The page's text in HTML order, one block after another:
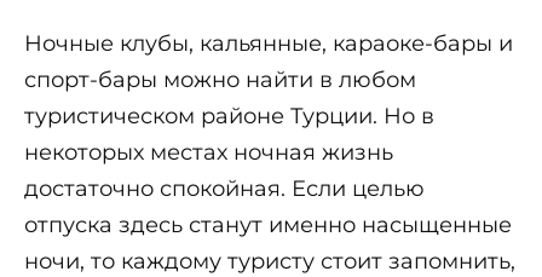
Ночные клубы, кальянные, караоке-бары и
спорт-бары можно найти в любом
туристическом районе Турции. Но в
некоторых местах ночная жизнь
достаточно спокойная. Если целью
отпуска здесь станут именно насыщенные
ночи, то каждому туристу стоит запомнить,